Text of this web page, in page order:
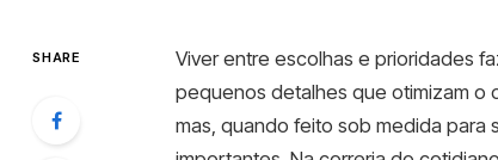
SHARE
Viver entre escolhas e prioridades
pequenos detalhes que otimizam o
mas, quando feito sob medida para